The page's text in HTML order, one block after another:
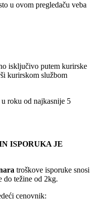
u ovom pregledaču veba
isključivo putem kurirske
kurirskom službom
roku od najkasnije 5
ISPORUKA JE
troškove isporuke snosi
do težine od 2kg.
cenovnik: